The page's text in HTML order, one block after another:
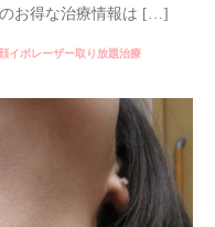
お得な治療情報は […]
顔イボレーザー取り放題治療